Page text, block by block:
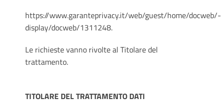
https://www.garanteprivacy.it/web/guest/home/
display/docweb/1311248.
Le richieste vanno rivolte al Titolare del
trattamento.
TITOLARE DEL TRATTAMENTO DATI